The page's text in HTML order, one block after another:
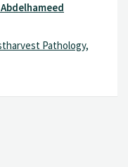
Pathology,